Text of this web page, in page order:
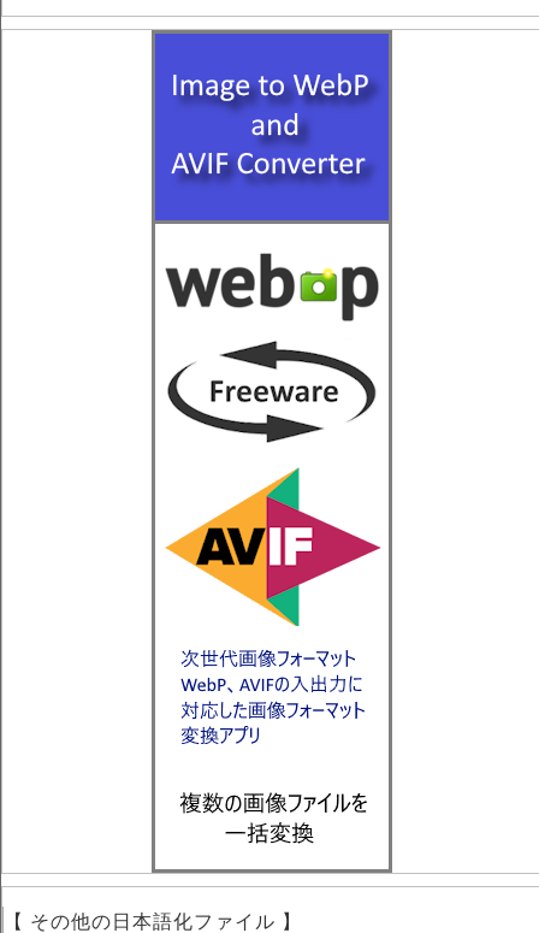
【 その他の日本語化ファイル 】